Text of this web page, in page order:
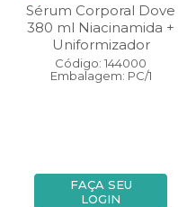
Sérum Corporal Dove
380 ml Niacinamida +
Uniformizador
Código: 144000
Embalagem: PC/1
FAÇA SEU
LOGIN